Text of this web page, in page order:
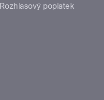
Rozhlasový poplatek